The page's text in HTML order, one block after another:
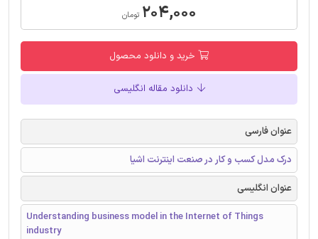
۲۰۴,۰۰۰ تومان
خرید و دانلود محصول
دانلود مقاله انگلیسی
عنوان فارسی
درک مدل کسب و کار در صنعت اینترنت اشیا
عنوان انگلیسی
Understanding business model in the Internet of Things
industry